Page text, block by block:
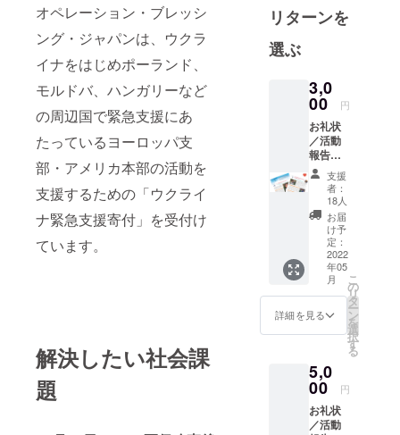
オペレーション・ブレッシ
ング・ジャパンは、ウクラ
イナをはじめポーランド、
モルドバ、ハンガリーなど
の周辺国で緊急支援にあ
たっているヨーロッパ支
部・アメリカ本部の活動を
支援するための「ウクライ
ナ緊急支援寄付」を受付け
ています。
解決したい社会課
題
からの支援
要請および
支援ニーズ
動する特定
非営利活動
法人です。
45の日本の
国際NGOが
加盟する
ジャパン・
（JPF）が作
成している
「新型コロ
ナウイルス
念される状
況における
NPO等の災
害対応ガイ
リターンを
選ぶ
3,0
00 円
お礼状
／活動
報告／
寄付金
領収書
／メー
ルマガ
ジン
（月1回
程度
メール
配信）
／
ニュー
スレ
ター
程度郵
送）
支援
者：
18人
お届
け予
定：
2022
年05
月
詳細を見る
こ
の
リ
タ
ー
ン
を
選
択
す
る
5,0
00 円
お礼状
／活動